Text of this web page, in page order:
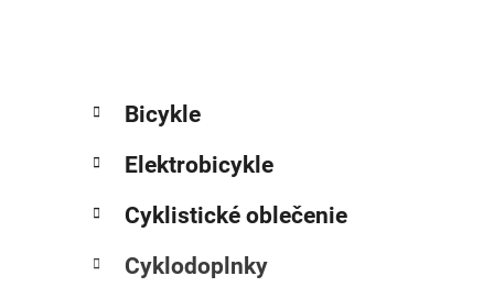
B
o
č
ý
a
kategórie
K
a
e
ó
i
Bicykle
Elektrobicykle
Cyklistické oblečenie
Cyklodoplnky